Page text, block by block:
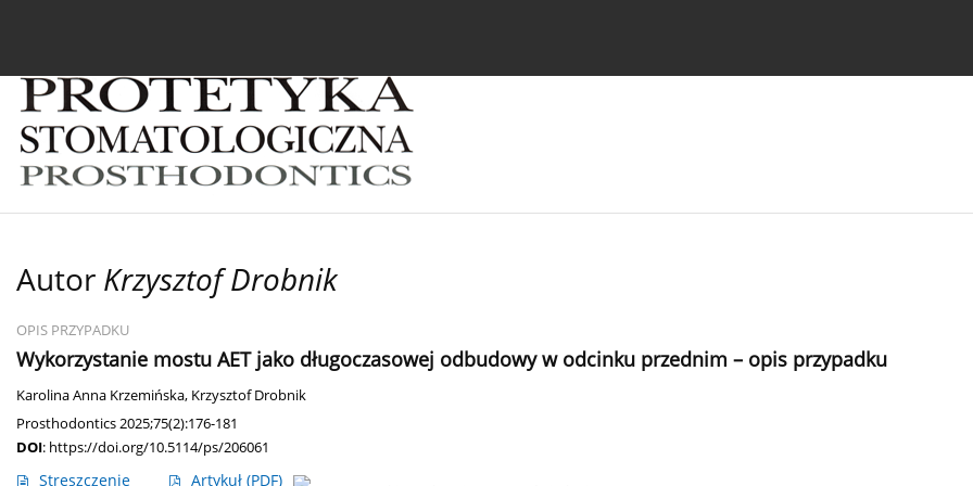
Autor Krzysztof Drobnik
OPIS PRZYPADKU
Wykorzystanie mostu AET jako długoczasowej odbudowy w odcinku przednim – opis przypadku
Karolina Anna Krzemińska, Krzysztof Drobnik
Prosthodontics 2025;75(2):176-181
DOI: https://doi.org/10.5114/ps/206061
Streszczenie Artykuł (PDF)